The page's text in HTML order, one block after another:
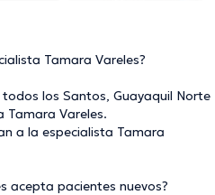
Tamara Vareles?
todos los Santos, Guayaquil Norte
Tamara Vareles.
a la especialista Tamara
acepta pacientes nuevos?